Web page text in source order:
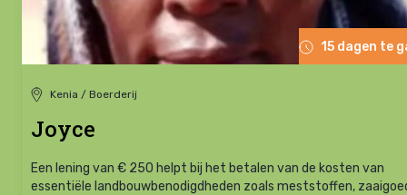
15 dagen te
Kenia / Boerderij
Joyce
Een lening van € 250 helpt bij het betalen van de kosten van
essentiële landbouwbenodigdheden zoals meststoffen,